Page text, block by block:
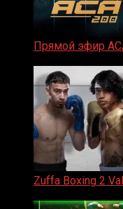
Прямой эфир
Zuffa Boxing 2